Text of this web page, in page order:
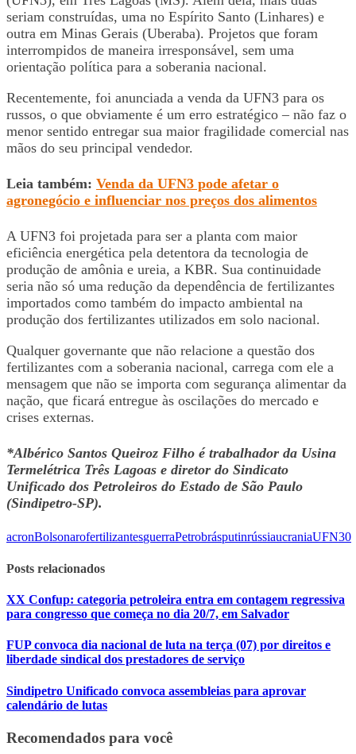
seriam construídas, uma no Espírito Santo (Linhares) e
outra em Minas Gerais (Uberaba). Projetos que foram
interrompidos de maneira irresponsável, sem uma
orientação política para a soberania nacional.
Recentemente, foi anunciada a venda da UFN3 para os
russos, o que obviamente é um erro estratégico – não faz o
menor sentido entregar sua maior fragilidade comercial nas
mãos do seu principal vendedor.
Leia também: Venda da UFN3 pode afetar o
agronegócio e influenciar nos preços dos alimentos
A UFN3 foi projetada para ser a planta com maior
eficiência energética pela detentora da tecnologia de
produção de amônia e ureia, a KBR. Sua continuidade
seria não só uma redução da dependência de fertilizantes
importados como também do impacto ambiental na
produção dos fertilizantes utilizados em solo nacional.
Qualquer governante que não relacione a questão dos
fertilizantes com a soberania nacional, carrega com ele a
mensagem que não se importa com segurança alimentar da
nação, que ficará entregue às oscilações do mercado e
crises externas.
*Albérico Santos Queiroz Filho é trabalhador da Usina
Termelétrica Três Lagoas e diretor do Sindicato
Unificado dos Petroleiros do Estado de São Paulo
(Sindipetro-SP).
acronBolsonarofertilizantesguerraPetrobrásputinrússiaucraniaUFN30
Posts relacionados
XX Confup: categoria petroleira entra em contagem regressiva
para congresso que começa no dia 20/7, em Salvador
FUP convoca dia nacional de luta na terça (07) por direitos e
liberdade sindical dos prestadores de serviço
Sindipetro Unificado convoca assembleias para aprovar
calendário de lutas
Recomendados para você